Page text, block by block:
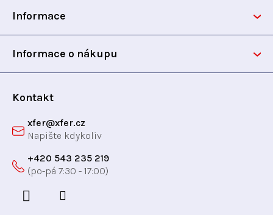
Informace
Informace o nákupu
Kontakt
xfer@xfer.cz
+420 543 235 219